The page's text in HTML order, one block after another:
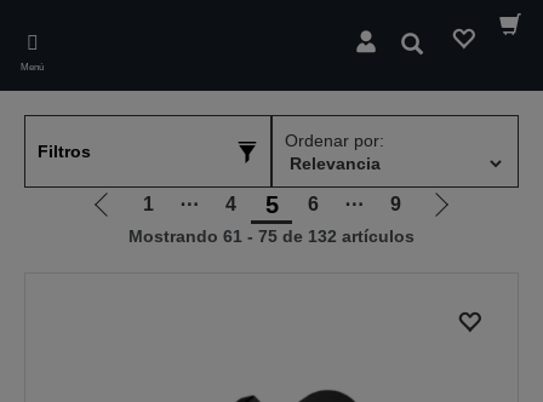
main
content
Menú
Buscar
Filtros
Ordenar por:
Ir
1 ⋯ 4 5 6 ⋯ 9
Ir
siguiente
Mostrando 61 - 75 de 132 artículos